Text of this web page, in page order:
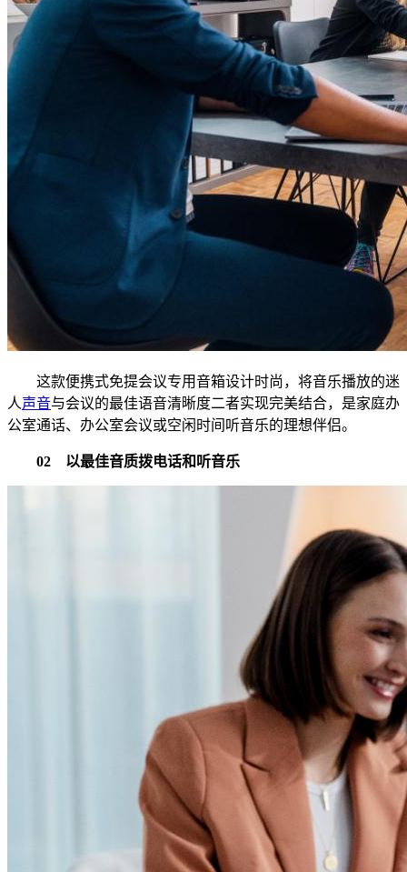
这款便携式免提会议专用音箱设计时尚，将音乐播放的迷
人声音与会议的最佳语音清晰度二者实现完美结合，是家庭办
公室通话、办公室会议或空闲时间听音乐的理想伴侣。
02 以最佳音质拨电话和听音乐